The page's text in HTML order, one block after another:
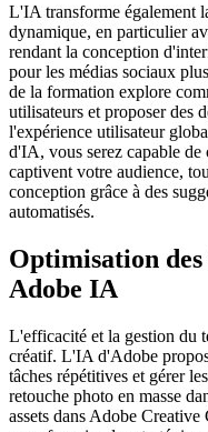
L'IA transforme également
dynamique, en particulier
rendant la conception
pour les médias sociaux
de la formation explore
utilisateurs et proposer des
l'expérience utilisateur
d'IA, vous serez capable de
captivent votre audience,
conception grâce à des
automatisés.
Optimisation
Adobe IA
L'efficacité et la gestion du
créatif. L'IA d'Adobe
tâches répétitives et gérer
retouche photo en masse
assets dans Adobe